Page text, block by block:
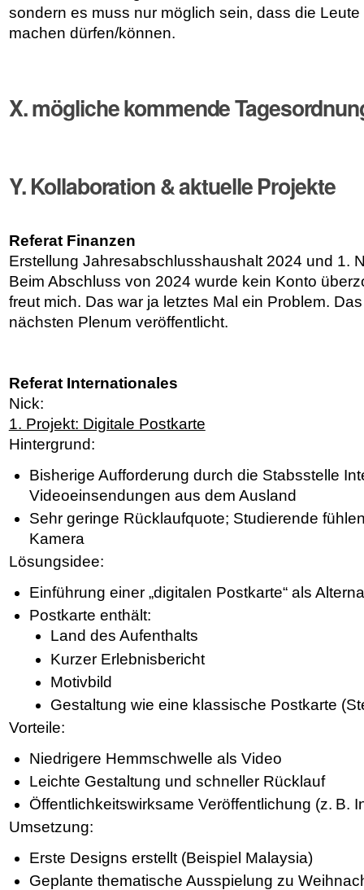
sondern es muss nur möglich sein, dass die
machen dürfen/können.
X. mögliche kommende
Y. Kollaboration & aktuelle Projekte
Referat Finanzen
Erstellung Jahresabschlusshaushalt 2024 und 1.
Beim Abschluss von 2024 wurde kein Konto
freut mich. Das war ja letztes Mal ein Problem.
nächsten Plenum veröffentlicht.
Referat Internationales
Nick:
1. Projekt: Digitale Postkarte
Hintergrund:
Bisherige Aufforderung durch die Stabsstelle
Videoeinsendungen aus dem Ausland
Sehr geringe Rücklaufquote; Studierende
Kamera
Lösungsidee:
Einführung einer „digitalen Postkarte“ als
Postkarte enthält:
Land des Aufenthalts
Kurzer Erlebnisbericht
Motivbild
Gestaltung wie eine klassische Postkarte
Vorteile:
Niedrigere Hemmschwelle als Video
Leichte Gestaltung und schneller Rücklauf
Öffentlichkeitswirksame Veröffentlichung (z. B.
Umsetzung:
Erste Designs erstellt (Beispiel Malaysia)
Geplante thematische Ausspielung zu